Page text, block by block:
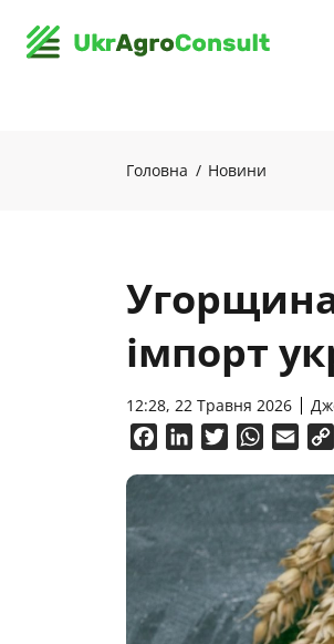
Головна Новини
імпорт
12:28, 22 Травня 2026
FacebookLinkedInTwitter Email